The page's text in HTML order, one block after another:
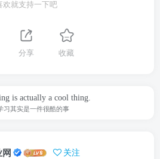
欢就支持一下吧
分享 收藏
is actually a cool thing.
习其实是一件很酷的事
关注